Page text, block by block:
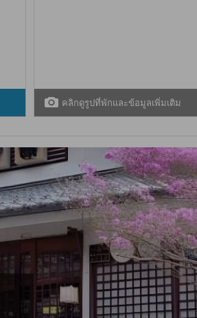
คลิกดูรูปที่พักและข้อมูลเพิ่มเติม